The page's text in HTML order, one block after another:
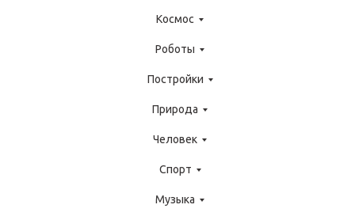
Космос
Роботы
Постройки
Природа
Человек
Спорт
Музыка